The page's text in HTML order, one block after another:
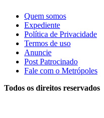
Quem somos
Expediente
Política de Privacidade
Termos de uso
Anuncie
Post Patrocinado
Fale com o Metrópoles
Todos os direitos reservados